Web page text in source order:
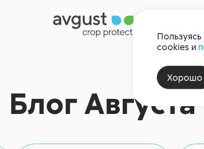
Блог Августа
cookies и
Хорошо